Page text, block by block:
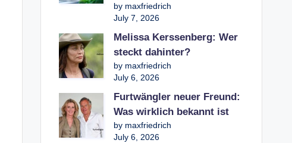
by maxfriedrich
July 7, 2026
Melissa Kerssenberg: Wer
steckt dahinter?
by maxfriedrich
July 6, 2026
Furtwängler neuer Freund:
Was wirklich bekannt ist
by maxfriedrich
July 6, 2026